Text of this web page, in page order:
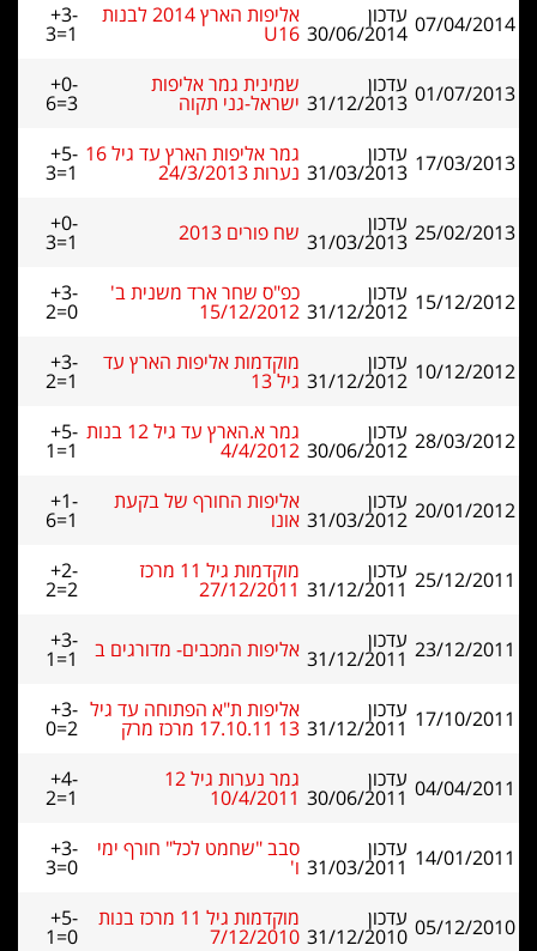
07/04/2014 עדכון
30/06/2014
אליפות הארץ 2014 לבנות
U16
+3-
3=1
01/07/2013 עדכון
31/12/2013
שמינית גמר אליפות
ישראל-גני תקוה
+0-
6=3
17/03/2013 עדכון
31/03/2013
גמר אליפות הארץ עד גיל 16
נערות 24/3/2013
+5-
3=1
25/02/2013 עדכון
31/03/2013 שח פורים 2013 +0-
3=1
15/12/2012 עדכון
31/12/2012
כפ"ס שחר ארד משנית ב'
15/12/2012
+3-
2=0
10/12/2012 עדכון
31/12/2012
מוקדמות אליפות הארץ עד
גיל 13
+3-
2=1
28/03/2012 עדכון
30/06/2012
גמר א.הארץ עד גיל 12 בנות
4/4/2012
+5-
1=1
20/01/2012 עדכון
31/03/2012
אליפות החורף של בקעת
אונו
+1-
6=1
25/12/2011 עדכון
31/12/2011
מוקדמות גיל 11 מרכז
27/12/2011
+2-
2=2
23/12/2011 עדכון
31/12/2011 אליפות המכבים- מדורגים ב +3-
1=1
17/10/2011 עדכון
31/12/2011
אליפות ת"א הפתוחה עד גיל
13 17.10.11 מרכז מרק
+3-
0=2
04/04/2011 עדכון
30/06/2011
גמר נערות גיל 12
10/4/2011
+4-
2=1
14/01/2011 עדכון
31/03/2011
סבב "שחמט לכל" חורף ימי
ו'
+3-
3=0
05/12/2010 עדכון
31/12/2010
מוקדמות גיל 11 מרכז בנות
7/12/2010
+5-
1=0